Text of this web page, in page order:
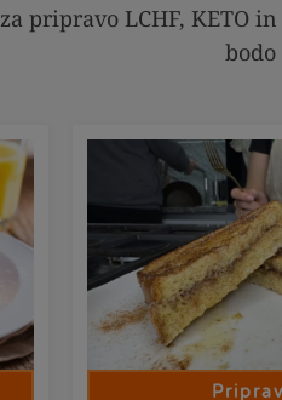
za pripravo LCHF, KETO